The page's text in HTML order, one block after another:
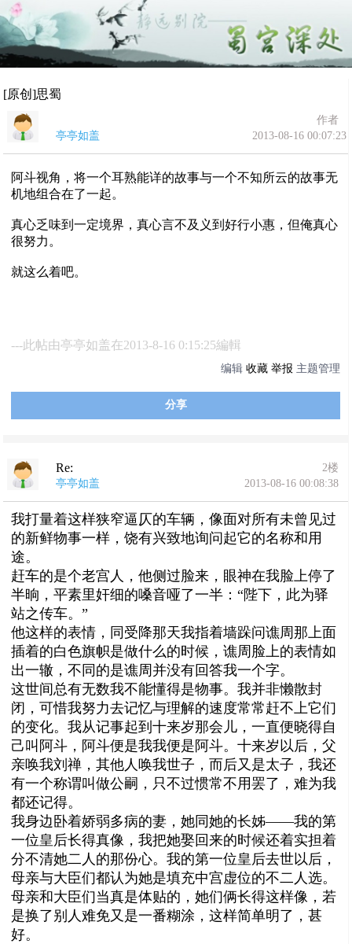
[原创]思蜀
作者
亭亭如盖
2013-08-16 00:07:23
阿斗视角，将一个耳熟能详的故事与一个不知所云的故事无
机地组合在了一起。
真心乏味到一定境界，真心言不及义到好行小惠，但俺真心
很努力。
就这么着吧。
---此帖由亭亭如盖在2013-8-16 0:15:25編輯
编辑 收藏 举报 主题管理
分享
Re:
2楼
亭亭如盖
2013-08-16 00:08:38
我打量着这样狭窄逼仄的车辆，像面对所有未曾见过
的新鲜物事一样，饶有兴致地询问起它的名称和用
途。
赶车的是个老宫人，他侧过脸来，眼神在我脸上停了
半晌，平素里奸细的嗓音哑了一半：“陛下，此为驿
站之传车。”
他这样的表情，同受降那天我指着墙跺问谯周那上面
插着的白色旗帜是做什么的时候，谯周脸上的表情如
出一辙，不同的是谯周并没有回答我一个字。
这世间总有无数我不能懂得是物事。我并非懒散封
闭，可惜我努力去记忆与理解的速度常常赶不上它们
的变化。我从记事起到十来岁那会儿，一直便晓得自
己叫阿斗，阿斗便是我我便是阿斗。十来岁以后，父
亲唤我刘禅，其他人唤我世子，而后又是太子，我还
有一个称谓叫做公嗣，只不过惯常不用罢了，难为我
都还记得。
我身边卧着娇弱多病的妻，她同她的长姊——我的第
一位皇后长得真像，我把她娶回来的时候还着实担着
分不清她二人的那份心。我的第一位皇后去世以后，
母亲与大臣们都认为她是填充中宫虚位的不二人选。
母亲和大臣们当真是体贴的，她们俩长得这样像，若
是换了别人难免又是一番糊涂，这样简单明了，甚
好。